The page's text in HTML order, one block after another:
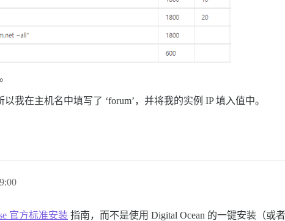
我在主机名中填写了 ‘forum’，并将我的实例 IP 填入值中。
官方标准安装 指南，而不是使用 Digital Ocean 的一键安装（或